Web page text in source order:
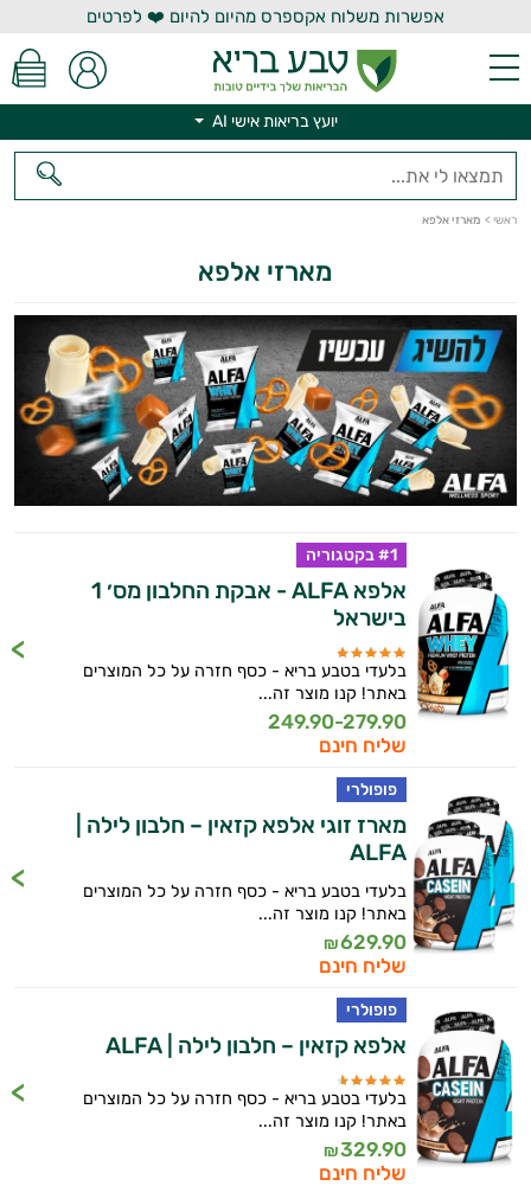
אפשרות משלוח אקספרס מהיום להיום ❤️ לפרטים
יועץ בריאות אישי AI
ראשי > מארזי אלפא
מארזי אלפא
#1 בקטגוריה
אלפא ALFA - אבקת החלבון מס׳ 1
בישראל
בלעדי בטבע בריא - כסף חזרה על כל המוצרים
באתר! קנו מוצר זה...
249.90-279.90
שליח חינם
פופולרי
מארז זוגי אלפא קזאין – חלבון לילה |
ALFA
בלעדי בטבע בריא - כסף חזרה על כל המוצרים
באתר! קנו מוצר זה...
629.90
₪
שליח חינם
פופולרי
אלפא קזאין – חלבון לילה | ALFA
בלעדי בטבע בריא - כסף חזרה על כל המוצרים
באתר! קנו מוצר זה...
329.90
₪
שליח חינם
יועץ בריאות אישי AI
היי,
אני יועץ הבריאות האישי AI של טבע בריא.
התשובות שלי מבוססות על מאגרי מידע קליניים
ותזונת הספורט.
אני כאן כדי לעזור לך להתאים את תוספי
התזונה ומוצרי הבריאות המדויקים למטרות
ולמצב הגופני שלך, ולהסביר לך אילו רכיבים
עובדים יחד כדי למקסם תוצאות גם בחיי היום
יום וגם בתחום הכושר והספורט.